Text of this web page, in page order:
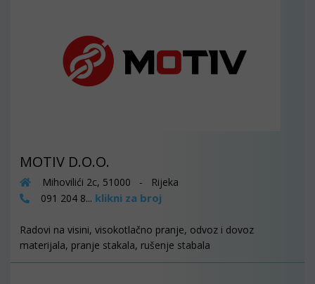
MOTIV D.O.O.
Mihovilići 2c, 51000 - Rijeka
091 204 8... klikni za broj
Radovi na visini, visokotlačno pranje, odvoz i dovoz
materijala, pranje stakala, rušenje stabala